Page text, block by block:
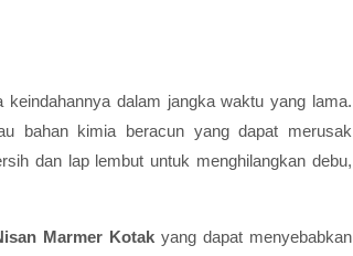
dalam jangka waktu yang lama.
bahan kimia beracun yang dapat merusak
dan lap lembut untuk menghilangkan debu,
Marmer Kotakyang dapat menyebabkan